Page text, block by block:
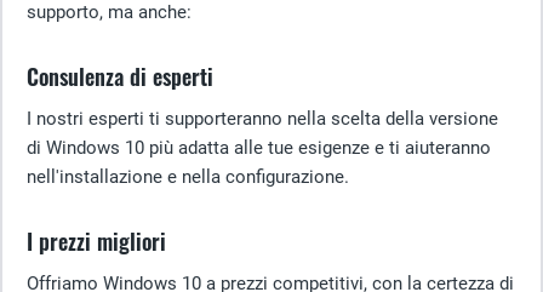
supporto, ma anche:
Consulenza di esperti
I nostri esperti ti supporteranno nella scelta della versione
di Windows 10 più adatta alle tue esigenze e ti aiuteranno
nell'installazione e nella configurazione.
I prezzi migliori
Offriamo Windows 10 a prezzi competitivi, con la certezza di